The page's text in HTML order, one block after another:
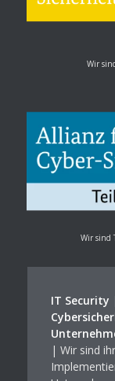
Wir
Wir sind
IT Security
| Wir sind